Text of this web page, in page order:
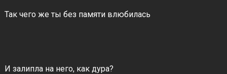
Так чего же ты без памяти влюбилась
И залипла на него, как дура?